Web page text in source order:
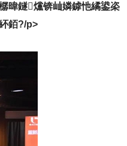
暐鐩爣锛屾嫾鎼忚繘鍙栥
銆?/p>